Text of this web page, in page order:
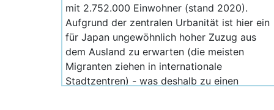
mit 2.752.000 Einwohner (stand 2020).
Aufgrund der zentralen Urbanität ist hier ein
für Japan ungewöhnlich hoher Zuzug aus
dem Ausland zu erwarten (die meisten
Migranten ziehen in internationale
Stadtzentren) - was deshalb zu einen